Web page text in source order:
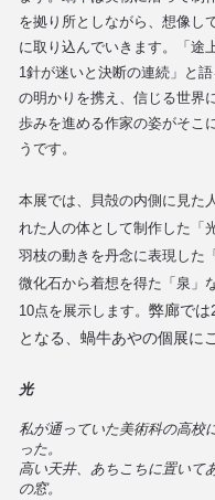
を拠り所としながら、想像し
に取り込んでいきます。「途
1針が迷いと決断の連続」と
の明かりを携え、信じる世界
歩みを進める作家の姿がそこ
うです。
本展では、貝殻の内側に見た
れた人の体として制作した「
羽枝の動きを丹念に表現した
微化石から着想を得た「泉」
10点を展示します。 弊廊では
となる、蝸牛あやの個展に
光
私が通っていた美術科の高校
った。
高い天井、あちこちに置いて
の窓。